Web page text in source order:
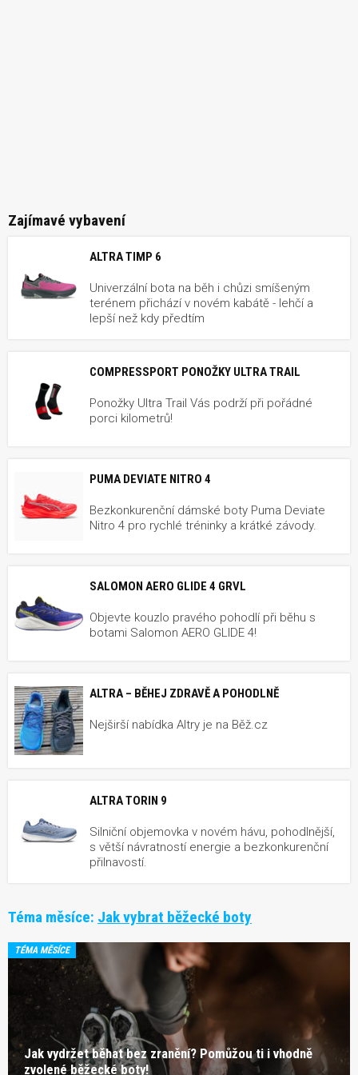
Zajímavé vybavení
ALTRA TIMP 6
Univerzální bota na běh i chůzi smíšeným
terénem přichází v novém kabátě - lehčí a
lepší než kdy předtím
COMPRESSPORT PONOŽKY ULTRA TRAIL
Ponožky Ultra Trail Vás podrží při pořádné
porci kilometrů!
PUMA DEVIATE NITRO 4
Bezkonkurenční dámské boty Puma Deviate
Nitro 4 pro rychlé tréninky a krátké závody.
SALOMON AERO GLIDE 4 GRVL
Objevte kouzlo pravého pohodlí při běhu s
botami Salomon AERO GLIDE 4!
ALTRA – BĚHEJ ZDRAVĚ A POHODLNĚ
Nejširší nabídka Altry je na Běž.cz
ALTRA TORIN 9
Silniční objemovka v novém hávu, pohodlnější,
s větší návratností energie a bezkonkurenční
přilnavostí.
Téma měsíce: Jak vybrat běžecké boty
TÉMA MĚSÍCE
Jak vydržet běhat bez zranění? Pomůžou ti i vhodně
zvolené běžecké boty!